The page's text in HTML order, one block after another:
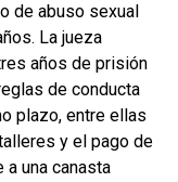
de abuso sexual
La jueza
años de prisión
de conducta
plazo, entre ellas
y el pago de
a una canasta